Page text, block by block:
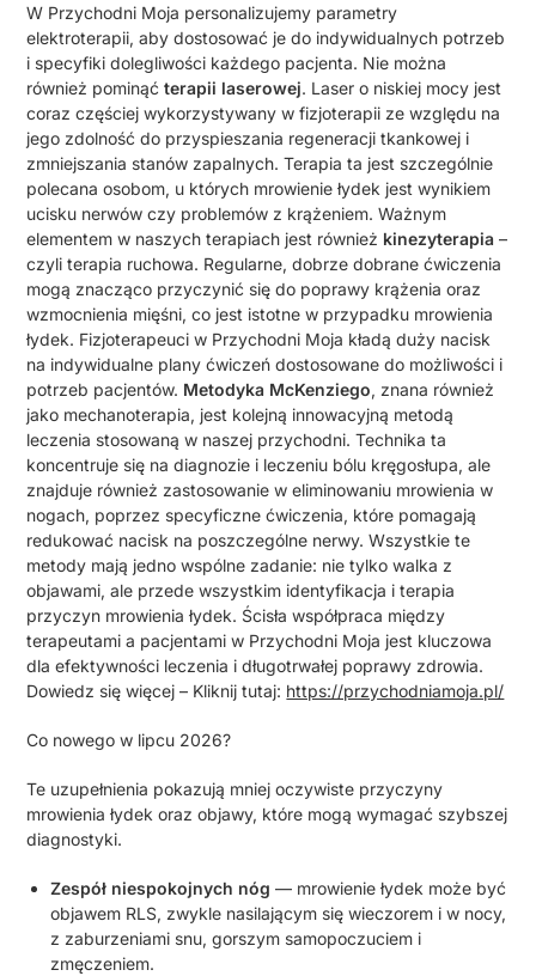
W Przychodni Moja personalizujemy parametry
elektroterapii, aby dostosować je do indywidualnych potrzeb
i specyfiki dolegliwości każdego pacjenta. Nie można
również pominąćterapii laserowej. Laser o niskiej mocy jest
coraz częściej wykorzystywany w fizjoterapii ze względu na
jego zdolność do przyspieszania regeneracji tkankowej i
zmniejszania stanów zapalnych. Terapia ta jest szczególnie
polecana osobom, u których mrowienie łydek jest wynikiem
ucisku nerwów czy problemów z krążeniem. Ważnym
elementem w naszych terapiach jest również kinezyterapia –
czyli terapia ruchowa. Regularne, dobrze dobrane ćwiczenia
mogą znacząco przyczynić się do poprawy krążenia oraz
wzmocnienia mięśni, co jest istotne w przypadku mrowienia
łydek. Fizjoterapeuci w Przychodni Moja kładą duży nacisk
na indywidualne plany ćwiczeń dostosowane do możliwości i
potrzeb pacjentów. Metodyka McKenziego, znana również
jako mechanoterapia, jest kolejną innowacyjną metodą
leczenia stosowaną w naszej przychodni. Technika ta
koncentruje się na diagnozie i leczeniu bólu kręgosłupa, ale
znajduje również zastosowanie w eliminowaniu mrowienia w
nogach, poprzez specyficzne ćwiczenia, które pomagają
redukować nacisk na poszczególne nerwy. Wszystkie te
metody mają jedno wspólne zadanie: nie tylko walka z
objawami, ale przede wszystkim identyfikacja i terapia
przyczyn mrowienia łydek. Ścisła współpraca między
terapeutami a pacjentami w Przychodni Moja jest kluczowa
dla efektywności leczenia i długotrwałej poprawy zdrowia.
Dowiedz się więcej – Kliknij tutaj: https://przychodniamoja.pl/
Co nowego w lipcu 2026?
Te uzupełnienia pokazują mniej oczywiste przyczyny
mrowienia łydek oraz objawy, które mogą wymagać szybszej
diagnostyki.
Zespół niespokojnych nóg — mrowienie łydek może być
objawem RLS, zwykle nasilającym się wieczorem i w nocy,
z zaburzeniami snu, gorszym samopoczuciem i
zmęczeniem.